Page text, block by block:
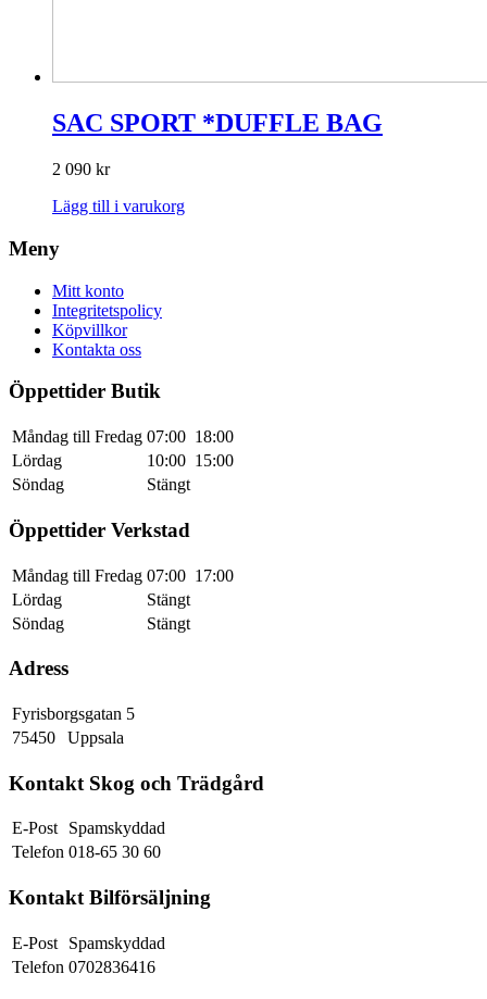
SAC SPORT *DUFFLE BAG
2 090 kr
Lägg till i varukorg
Meny
Mitt konto
Integritetspolicy
Köpvillkor
Kontakta oss
Öppettider Butik
Måndag till Fredag 07:00 18:00
Lördag
10:00 15:00
Söndag
Stängt
Öppettider Verkstad
Måndag till Fredag 07:00 17:00
Lördag
Stängt
Söndag
Stängt
Adress
Fyrisborgsgatan 5
75450
Uppsala
Kontakt Skog och Trädgård
E-Post
Spamskyddad
Telefon 018-65 30 60
Kontakt Bilförsäljning
E-Post
Spamskyddad
Telefon 0702836416